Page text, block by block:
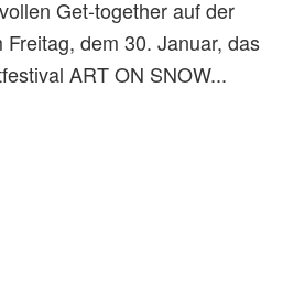
Get-together auf der
dem 30. Januar, das
ART ON SNOW...